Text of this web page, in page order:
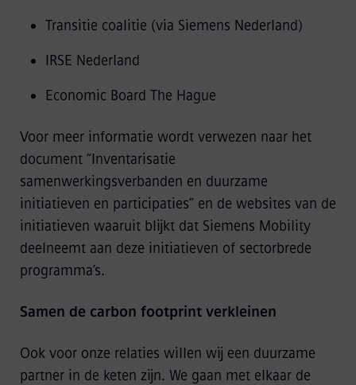
Transitie coalitie (via Siemens Nederland)
IRSE Nederland
Economic Board The Hague
Voor meer informatie wordt verwezen naar het
document “Inventarisatie
samenwerkingsverbanden en duurzame
initiatieven en participaties” en de websites van de
initiatieven waaruit blijkt dat Siemens Mobility
deelneemt aan deze initiatieven of sectorbrede
programma’s.
Samen de carbon footprint verkleinen
Ook voor onze relaties willen wij een duurzame
partner in de keten zijn. We gaan met elkaar de